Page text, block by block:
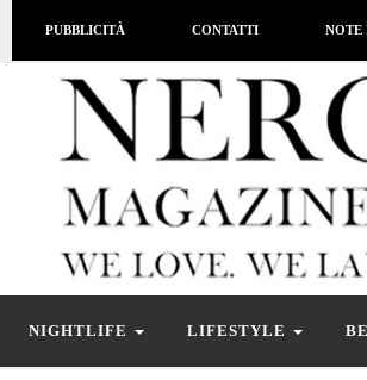
PUBBLICITÀ CONTATTI NOTE
NIGHTLIFE LIFESTYLE